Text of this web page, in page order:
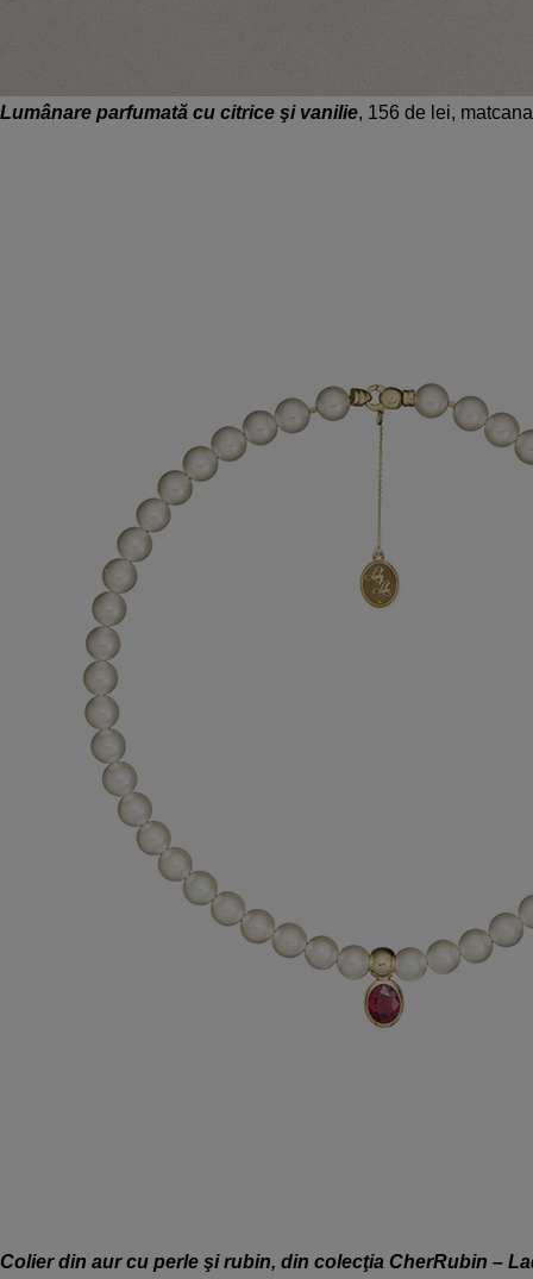
Lumânare parfumată cu citrice şi vanilie, 156 de lei,
Colier din aur cu perle şi rubin, din colecţia CherRubin –